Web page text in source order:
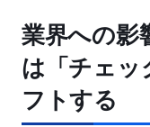
業界への影
は「チェッ
フトする